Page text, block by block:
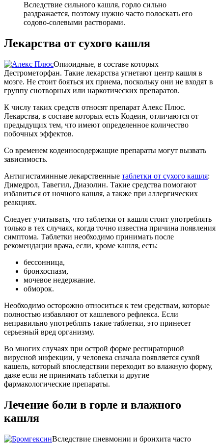
Вследствие сильного кашля, горло сильно
раздражается, поэтому нужно часто полоскать его
содово-солевыми растворами.
Лекарства от сухого кашля
Опиоидные, в составе которых
Дестрометорфан. Такие лекарства угнетают центр кашля в
мозге. Не стоит бояться их приема, поскольку они не входят в
группу снотворных или наркотических препаратов.
К числу таких средств относят препарат Алекс Плюс.
Лекарства, в составе которых есть Кодеин, отличаются от
предыдущих тем, что имеют определенное количество
побочных эффектов.
Со временем кодеиносодержащие препараты могут вызвать
зависимость.
Антигистаминные лекарственные таблетки от сухого кашля:
Димедрол, Тавегил, Диазолин. Такие средства помогают
избавиться от ночного кашля, а также при аллергических
реакциях.
Следует учитывать, что таблетки от кашля стоит употреблять
только в тех случаях, когда точно известна причина появления
симптома. Таблетки необходимо принимать после
рекомендации врача, если, кроме кашля, есть:
бессонница,
бронхоспазм,
мочевое недержание.
обморок.
Необходимо осторожно относиться к тем средствам, которые
полностью избавляют от кашлевого рефлекса. Если
неправильно употреблять такие таблетки, это принесет
серьезный вред организму.
Во многих случаях при острой форме респираторной
вирусной инфекции, у человека сначала появляется сухой
кашель, который впоследствии переходит во влажную форму,
даже если не принимать таблетки и другие
фармакологические препараты.
Лечение боли в горле и влажного
кашля
Вследствие пневмонии и бронхита часто